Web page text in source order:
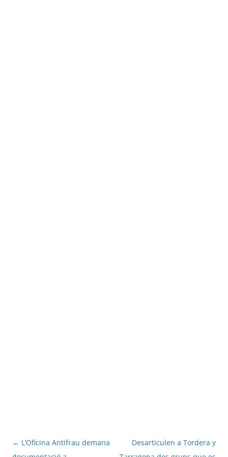
Navegació
← L’Oficina Antifrau demana
Desarticulen a Tordera y